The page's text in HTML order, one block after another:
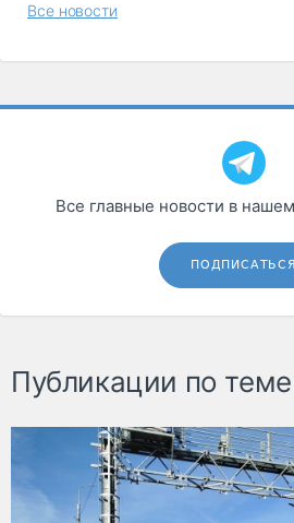
Все новости
Все главные новости в
ПОДПИСАТЬСЯ
Публикации по теме